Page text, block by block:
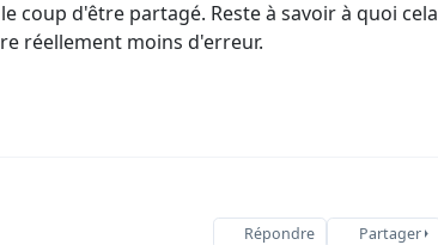
coup d'être partagé. Reste à savoir à quoi cela
réellement moins d'erreur.
Répondre Partager